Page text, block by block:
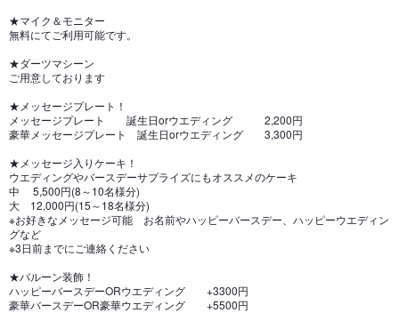
★マイク＆モニター
無料にてご利用可能です。
★ダーツマシーン
ご用意しております
★メッセージプレート！
メッセージプレート 誕生日orウエディング 2,200円
豪華メッセージプレート 誕生日orウエディング 3,300円
★メッセージ入りケーキ！
ウエディングやバースデーサプライズにもオススメのケーキ
中 5,500円(8～10名様分)
大 12,000円(15～18名様分)
※お好きなメッセージ可能 お名前やハッピーバースデー、ハッピーウエディン
グなど
※3日前までにご連絡ください
★バルーン装飾！
ハッピーバースデーORウエディング +3300円
豪華バースデーOR豪華ウエディング +5500円